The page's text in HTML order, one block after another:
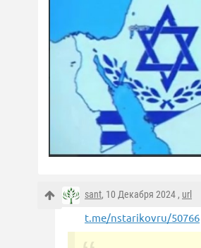
sant, 10 Декабря 2024 , url
t.me/nstarikovru/50766